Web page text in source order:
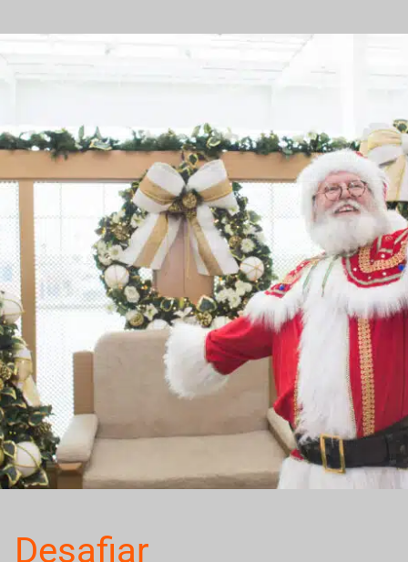
Desafiar